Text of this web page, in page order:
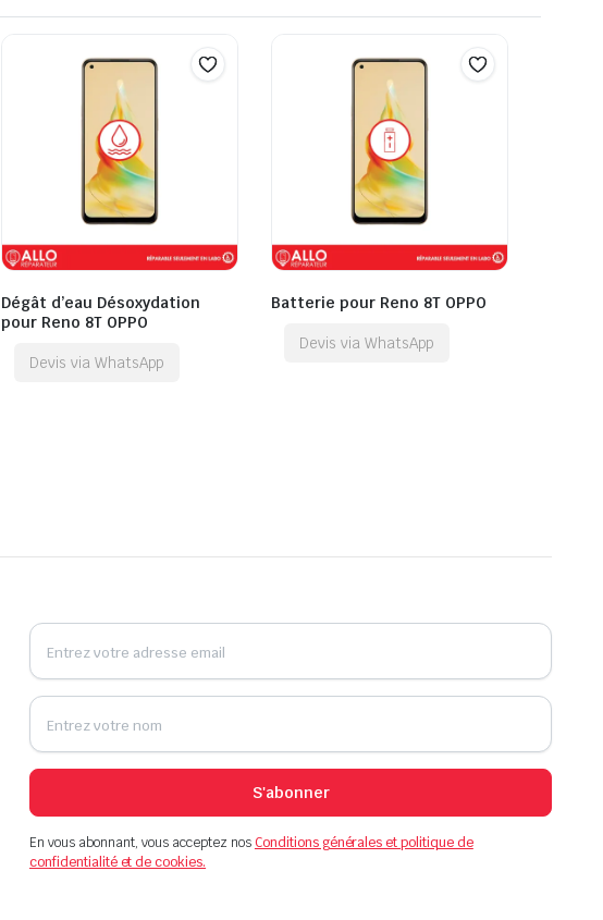
Dégât d’eau Désoxydation
pour Reno 8T OPPO
Devis via WhatsApp
Batterie pour Reno 8T OPPO
Devis via WhatsApp
S'abonner
En vous abonnant, vous acceptez nosConditions générales et politique de
confidentialité et de cookies.